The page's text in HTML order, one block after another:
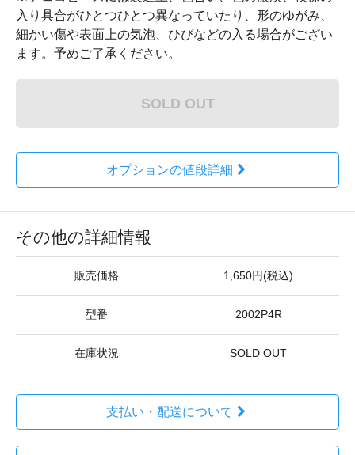
入り具合がひとつひとつ異なっていたり、形のゆがみ、
細かい傷や表面上の気泡、ひびなどの入る場合がござい
ます。予めご了承ください。
SOLD OUT
オプションの値段詳細
その他の詳細情報
販売価格 1,650円(税込)
型番 2002P4R
在庫状況 SOLD OUT
支払い・配送について